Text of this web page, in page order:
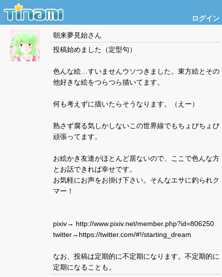
ログイン
朝来夢見始さん
投稿始めました（定型句）
色んな絵…すいませんウソつきました。東方絵とその
他好きな絵をつらつら描いてます。
何も考えずに描いたらそうなります。（えー）
熟さず腐る気しかしないこの世界線でもちょびちょび
頑張ってます。
お絵かき友達がほとんど居ないので、ここで色んな方
とお話できれば幸せです。
お気軽にお声をお掛け下さい。そんなエサに釣られク
マー！
pixiv→ http://www.pixiv.net/member.php?id=806250
twitter→https://twitter.com/#!/starting_dream
なお、投稿は定期的に不定期になります。不定期的に
定期になることも。